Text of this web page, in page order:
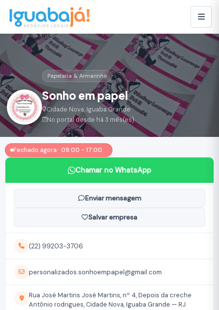
Papelaria & Armarinho
Sonho em papel
Cidade Nova, Iguaba Grande
No portal desde há 3 mês(es)
Fechado agora · 09:00 - 17:00
Chamar no WhatsApp
Enviar mensagem
Salvar empresa
(22) 99203-3706
personalizados.sonhoempapel@gmail.com
Rua José Martins José Martins, nº 4, Depois da creche
Antônio rodrigues, Cidade Nova, Iguaba Grande — RJ